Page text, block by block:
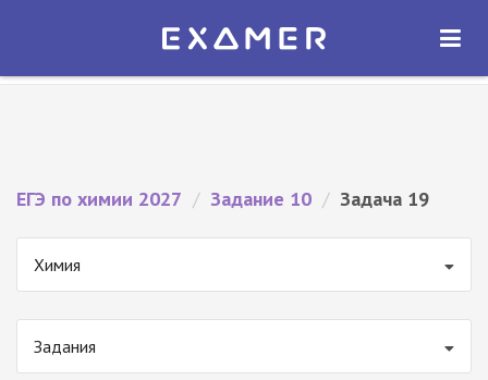
Экзамер — ЕГЭ 2027
ОТКРЫТЬ
ЕГЭ по химии 2027 / Задание 10 / Задача 19
Химия
Задания